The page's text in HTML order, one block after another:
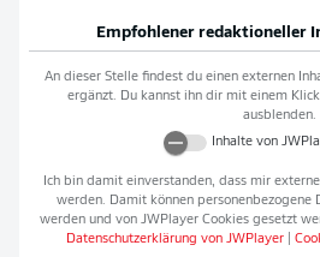
Empfohlener redaktioneller
An dieser Stelle findest du einen externen
ergänzt. Du kannst ihn dir mit einem
ausblenden.
Inhalte von
Ich bin damit einverstanden, dass mir
werden. Damit können personenbezogene
werden und von JWPlayerCookies gesetzt
Datenschutzerklärung von JWPlayer